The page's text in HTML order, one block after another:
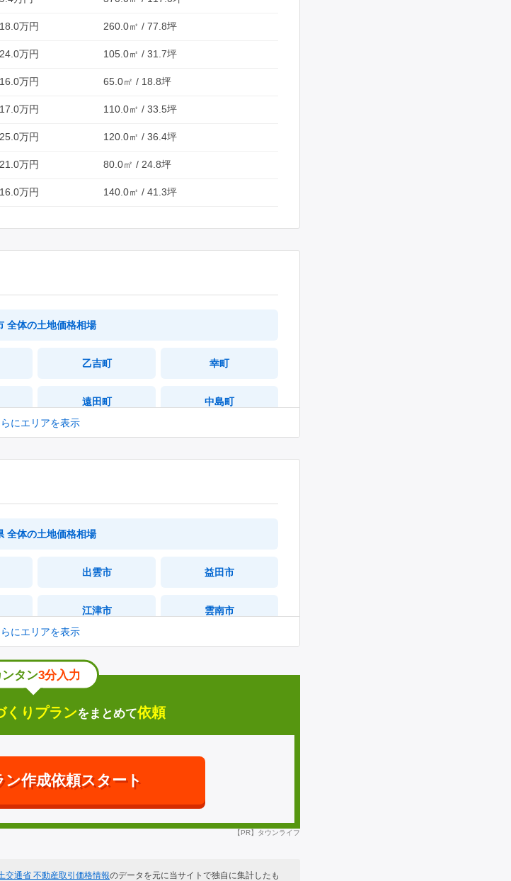
18.0万円 260.0㎡ / 77.8坪
24.0万円 105.0㎡ / 31.7坪
16.0万円 65.0㎡ / 18.8坪
17.0万円 110.0㎡ / 33.5坪
25.0万円 120.0㎡ / 36.4坪
21.0万円 80.0㎡ / 24.8坪
16.0万円 140.0㎡ / 41.3坪
全体の土地価格相場
乙吉町 幸町
遠田町 中島町
かもしま西町 久城町
三宅町
水分町
有明町
美都町仙道 多田町
にエリアを表示
全体の土地価格相場
出雲市 益田市
江津市 雲南市
川本町 美郷町
吉賀町
にエリアを表示
ンタン3分入力
くりプランを まとめて依頼
ン作成依頼スタート
【PR】タウンライフ
交通省 不動産取引価格情報のデータを元に当サイトで独自に集計したも